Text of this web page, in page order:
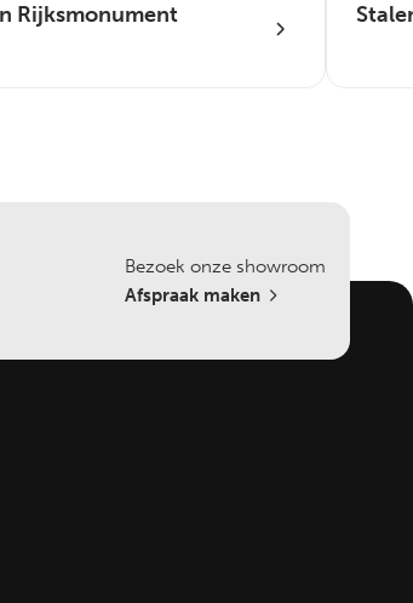
Rijksmonument
Bezoek onze showroom
Afspraak maken